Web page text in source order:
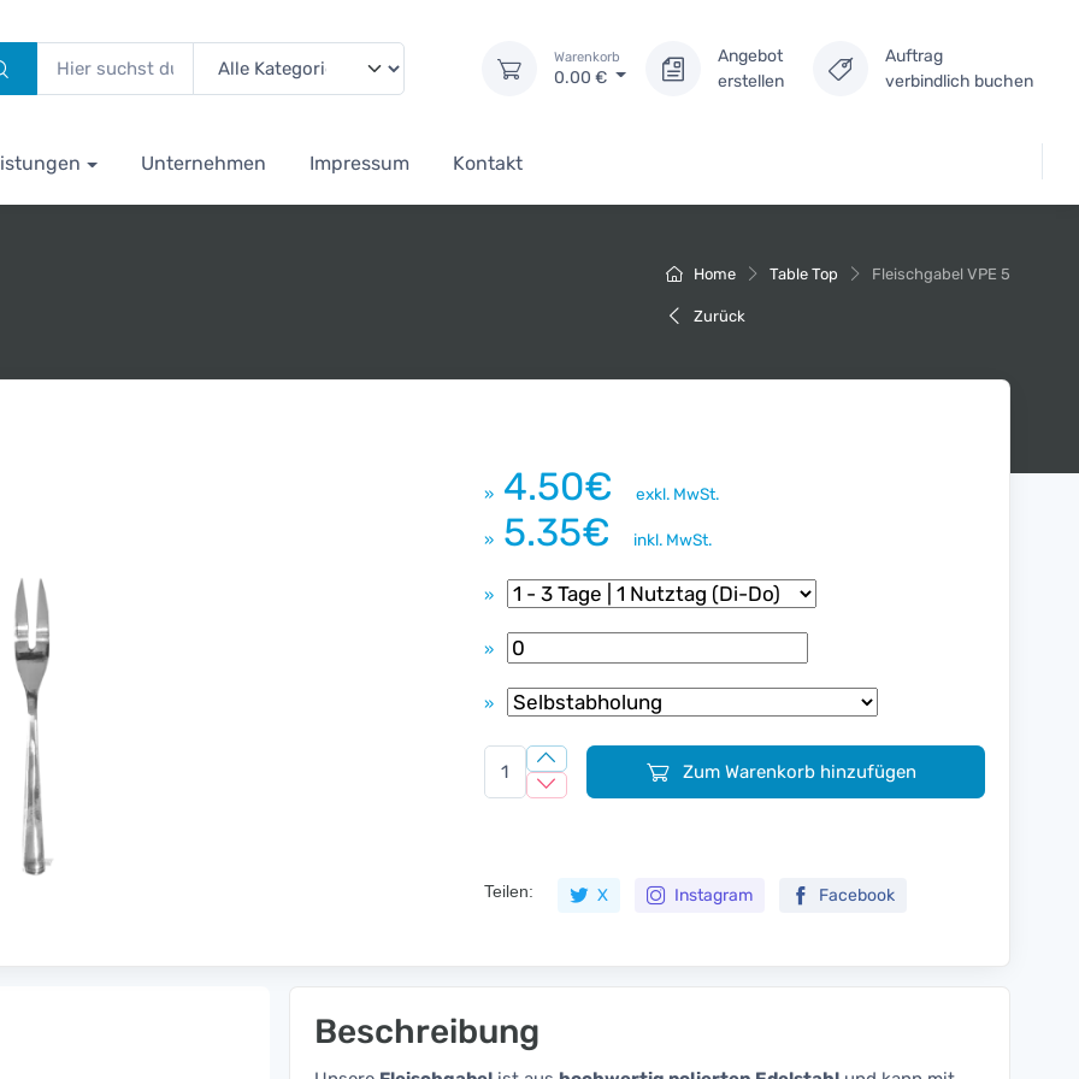
Warenkorb
0.00 €
Angebot
erstellen
Auftrag
verbindlich buchen
Unternehmen Impressum Kontakt
Home Table Top Fleischgabel VPE 5
Zurück
» 4.50€ exkl. MwSt.
» 5.35€ inkl. MwSt.
»
»
»
Zum Warenkorb hinzufügen
Teilen: X Instagram Facebook
Beschreibung